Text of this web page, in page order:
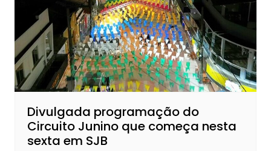
Divulgada programação do
Circuito Junino que começa nesta
sexta em SJB